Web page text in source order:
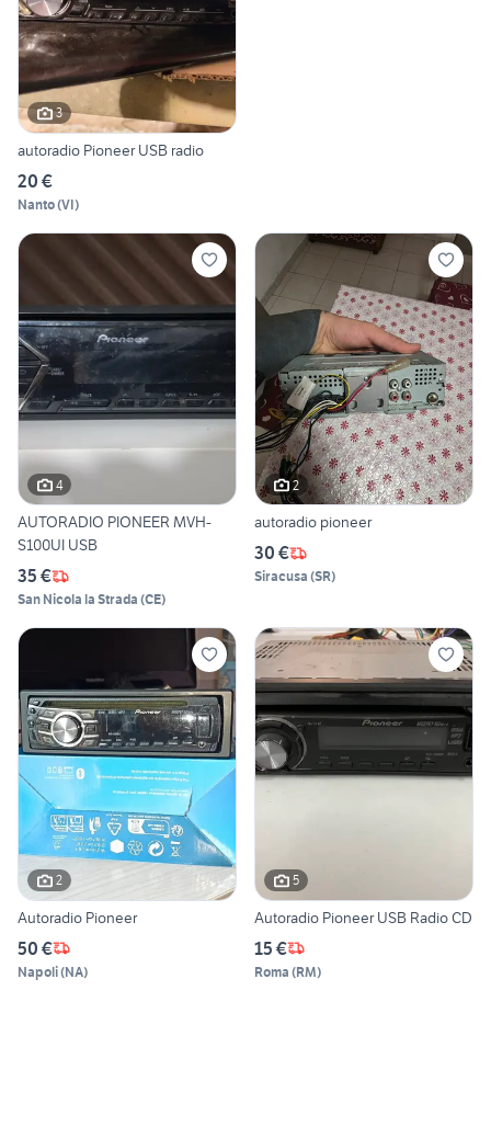
3
autoradio Pioneer USB radio
20 €
Nanto(VI)
4
AUTORADIO PIONEER MVH-
S100UI USB
35 €
San Nicola la Strada (CE)
2
autoradio pioneer
30 €
Siracusa (SR)
2
Autoradio Pioneer
50 €
Napoli(NA)
5
Autoradio Pioneer USB Radio CD
15 €
Roma (RM)